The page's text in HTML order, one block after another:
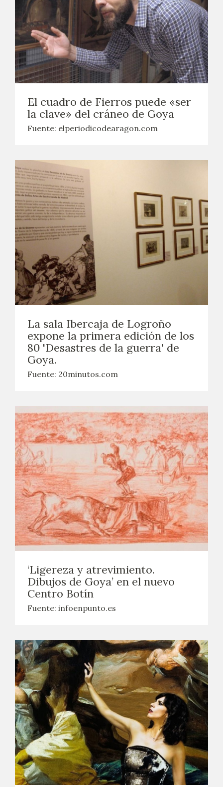
El cuadro de Fierros puede «ser
la clave» del cráneo de Goya
Fuente: elperiodicodearagon.com
La sala Ibercaja de Logroño
expone la primera edición de los
80 'Desastres de la guerra' de
Goya.
Fuente: 20minutos.com
‘Ligereza y atrevimiento.
Dibujos de Goya’ en el nuevo
Centro Botín
Fuente: infoenpunto.es